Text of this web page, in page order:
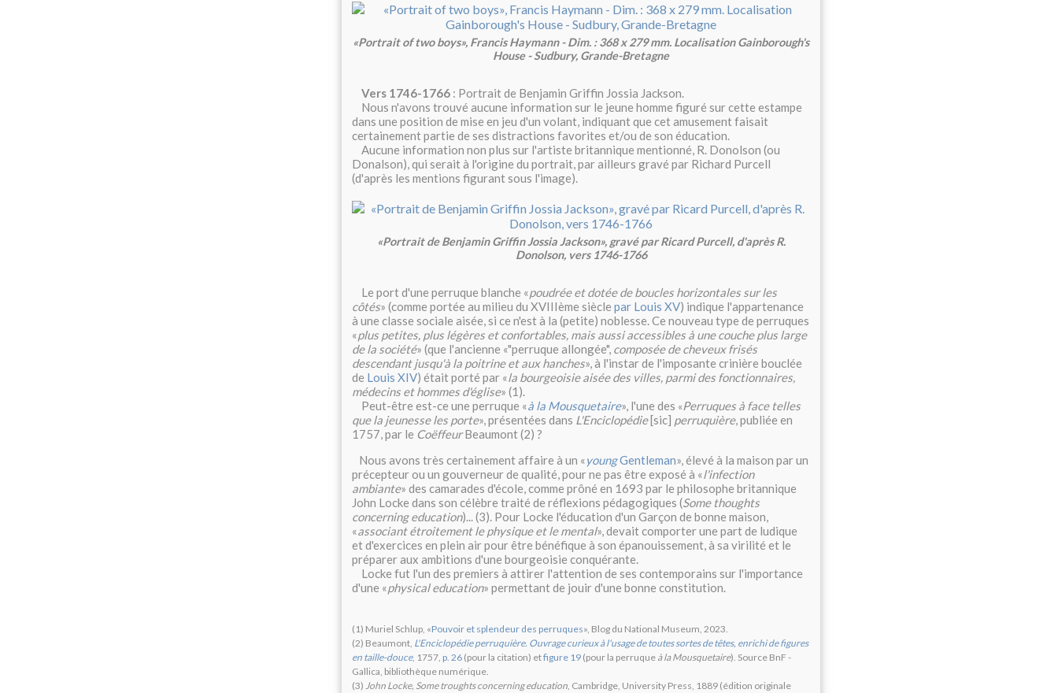
«Portrait of two boys», Francis Haymann - Dim. : 368 x 279 mm. Localisation Gainborough's
House - Sudbury, Grande-Bretagne
Vers 1746-1766 : Portrait de Benjamin Griffin Jossia Jackson.
Nous n'avons trouvé aucune information sur le jeune homme figuré sur cette estampe
dans une position de mise en jeu d'un volant, indiquant que cet amusement faisait
certainement partie de ses distractions favorites et/ou de son éducation.
Aucune information non plus sur l'artiste britannique mentionné, R. Donolson (ou
Donalson), qui serait à l'origine du portrait, par ailleurs gravé par Richard Purcell
(d'après les mentions figurant sous l'image).
«Portrait de Benjamin Griffin Jossia Jackson», gravé par Ricard Purcell, d'après R.
Donolson, vers 1746-1766
Le port d'une perruque blanche «poudrée et dotée de boucles horizontales sur les
côtés» (comme portée au milieu du XVIIIème siècle par Louis XV) indique l'appartenance
à une classe sociale aisée, si ce n'est à la (petite) noblesse. Ce nouveau type de perruques
«plus petites, plus légères et confortables, mais aussi accessibles à une couche plus large
de la société» (que l'ancienne «"perruque allongée", composée de cheveux frisés
descendant jusqu'à la poitrine et aux hanches», à l'instar de l'imposante crinière bouclée
de Louis XIV) était porté par «la bourgeoisie aisée des villes, parmi des fonctionnaires,
médecins et hommes d'église» (1).
Peut-être est-ce une perruque «à la Mousquetaire», l'une des «Perruques à face telles
que la jeunesse les porte», présentées dans L'Enciclopédie [sic] perruquière, publiée en
1757, par le CoëffeurBeaumont (2) ?
Nous avons très certainement affaire à un «youngGentleman», élevé à la maison par un
précepteur ou un gouverneur de qualité, pour ne pas être exposé à «l'infection
ambiante» des camarades d'école, comme prôné en 1693 par le philosophe britannique
John Locke dans son célèbre traité de réflexions pédagogiques (Some thoughts
concerning education)... (3). Pour Locke l'éducation d'un Garçon de bonne maison,
«associant étroitement le physique et le mental», devait comporter une part de ludique
et d'exercices en plein air pour être bénéfique à son épanouissement, à sa virilité et le
préparer aux ambitions d'une bourgeoisie conquérante.
Locke fut l'un des premiers à attirer l'attention de ses contemporains sur l'importance
d'une «physical education» permettant de jouir d'une bonne constitution.
(1) Muriel Schlup, «Pouvoir et splendeur des perruques», Blog du National Museum, 2023.
(2) Beaumont, L'Enciclopédie perruquière. Ouvrage curieux à l'usage de toutes sortes de têtes, enrichi de figures
en taille-douce, 1757, p. 26 (pour la citation) etfigure 19 (pour la perruque à la Mousquetaire). Source BnF -
Gallica, bibliothèque numérique.
(3) John Locke, Some troughts concerning education, Cambridge, University Press, 1889 (édition originale